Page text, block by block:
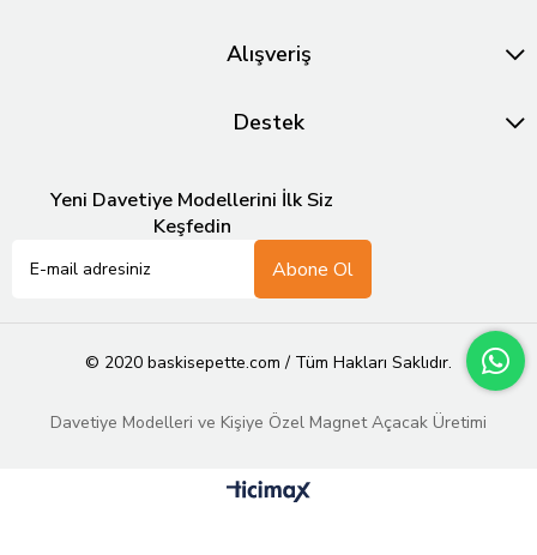
Alışveriş
Destek
Yeni Davetiye Modellerini İlk Siz
Keşfedin
Abone Ol
© 2020 baskisepette.com / Tüm Hakları Saklıdır.
Davetiye Modelleri ve Kişiye Özel Magnet Açacak Üretimi